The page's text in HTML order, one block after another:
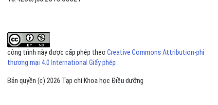
công trình này được cấp phép theo Creative Commons Attribution-phi
thương mại 4.0 International Giấy phép .
Bản quyền (c) 2026 Tạp chí Khoa học Điều dưỡng